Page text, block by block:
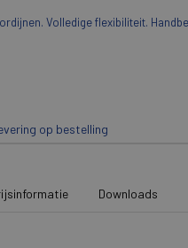
Volledige flexibiliteit.
op bestelling
Downloads